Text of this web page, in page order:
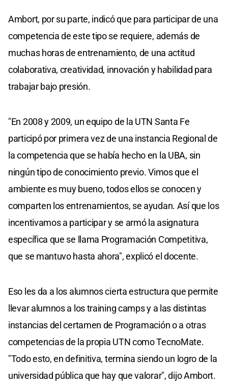
Ambort, por su parte, indicó que para participar de una
competencia de este tipo se requiere, además de
muchas horas de entrenamiento, de una actitud
colaborativa, creatividad, innovación y habilidad para
trabajar bajo presión.
"En 2008 y 2009, un equipo de la UTN Santa Fe
participó por primera vez de una instancia Regional de
la competencia que se había hecho en la UBA, sin
ningún tipo de conocimiento previo. Vimos que el
ambiente es muy bueno, todos ellos se conocen y
comparten los entrenamientos, se ayudan. Así que los
incentivamos a participar y se armó la asignatura
específica que se llama Programación Competitiva,
que se mantuvo hasta ahora", explicó el docente.
Eso les da a los alumnos cierta estructura que permite
llevar alumnos a los training camps y a las distintas
instancias del certamen de Programación o a otras
competencias de la propia UTN como TecnoMate.
"Todo esto, en definitiva, termina siendo un logro de la
universidad pública que hay que valorar", dijo Ambort.